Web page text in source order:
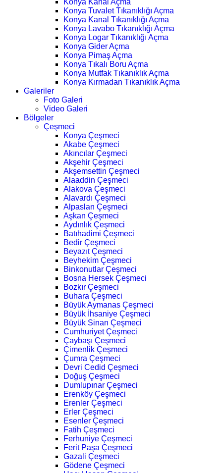
Konya Kanal Açma
Konya Tuvalet Tıkanıklığı Açma
Konya Kanal Tıkanıklığı Açma
Konya Lavabo Tıkanıklığı Açma
Konya Logar Tıkanıklığı Açma
Konya Gider Açma
Konya Pimaş Açma
Konya Tıkalı Boru Açma
Konya Mutfak Tıkanıklık Açma
Konya Kırmadan Tıkanıklık Açma
Galeriler
Foto Galeri
Video Galeri
Bölgeler
Çeşmeci
Konya Çeşmeci
Akabe Çeşmeci
Akıncılar Çeşmeci
Akşehir Çeşmeci
Akşemsettin Çeşmeci
Alaaddin Çeşmeci
Alakova Çeşmeci
Alavardı Çeşmeci
Alpaslan Çeşmeci
Aşkan Çeşmeci
Aydınlık Çeşmeci
Batıhadimi Çeşmeci
Bedir Çeşmeci
Beyazıt Çeşmeci
Beyhekim Çeşmeci
Binkonutlar Çeşmeci
Bosna Hersek Çeşmeci
Bozkır Çeşmeci
Buhara Çeşmeci
Büyük Aymanas Çeşmeci
Büyük İhsaniye Çeşmeci
Büyük Sinan Çeşmeci
Cumhuriyet Çeşmeci
Çaybaşı Çeşmeci
Çimenlik Çeşmeci
Çumra Çeşmeci
Devri Cedid Çeşmeci
Doğuş Çeşmeci
Dumlupınar Çeşmeci
Erenköy Çeşmeci
Erenler Çeşmeci
Erler Çeşmeci
Esenler Çeşmeci
Fatih Çeşmeci
Ferhuniye Çeşmeci
Ferit Paşa Çeşmeci
Gazali Çeşmeci
Gödene Çeşmeci